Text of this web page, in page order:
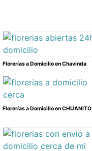
Florerías a Domicilio en Chavinda
Florerías a Domicilio en CHUANITO